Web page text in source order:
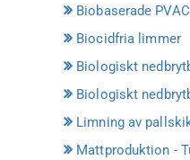
Biobaserade
Biocidfria limmer
Biologiskt
Biologiskt
Limning av
Mattproduktion -